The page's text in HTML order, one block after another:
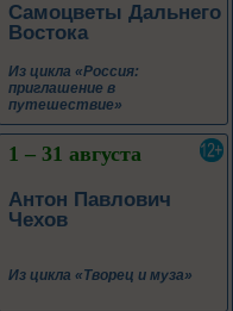
Антон Павлович
Чехов
Из цикла «Творец и муза»
1 – 31 августа
Корифей
Серебряного века
К 160-летию Д. С.
Мережковского